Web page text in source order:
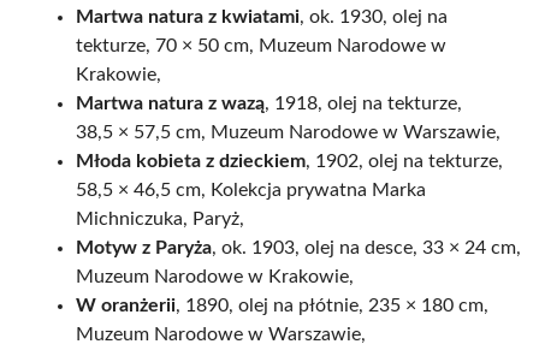
Martwa natura z kwiatami, ok. 1930, olej na
tekturze, 70 × 50 cm, Muzeum Narodowe w
Krakowie,
Martwa natura z wazą, 1918, olej na tekturze,
38,5 × 57,5 cm, Muzeum Narodowe w Warszawie,
Młoda kobieta z dzieckiem, 1902, olej na tekturze,
58,5 × 46,5 cm, Kolekcja prywatna Marka
Michniczuka, Paryż,
Motyw z Paryża, ok. 1903, olej na desce, 33 × 24 cm,
Muzeum Narodowe w Krakowie,
W oranżerii, 1890, olej na płótnie, 235 × 180 cm,
Muzeum Narodowe w Warszawie,